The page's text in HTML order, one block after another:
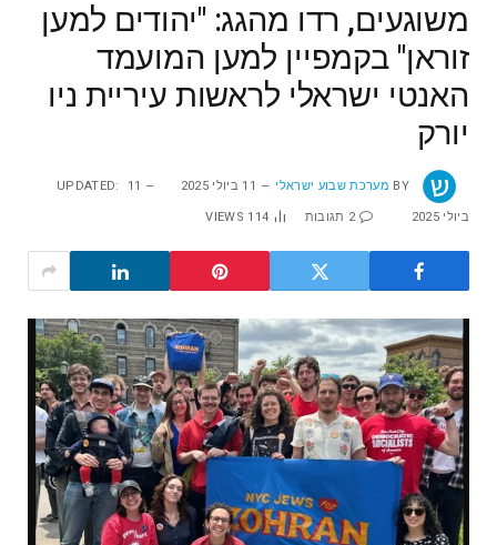
משוגעים, רדו מהגג: "יהודים למען
זוראן" בקמפיין למען המועמד
האנטי ישראלי לראשות עיריית ניו
יורק
BY מערכת שבוע ישראלי 11 ביולי 2025 UPDATED: 11
ביולי 2025 2 תגובות 114
VIEWS